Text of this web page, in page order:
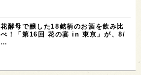
花酵母で醸した18銘柄のお酒を飲み比
べ！「第16回 花の宴 in 東京」が、8/
…